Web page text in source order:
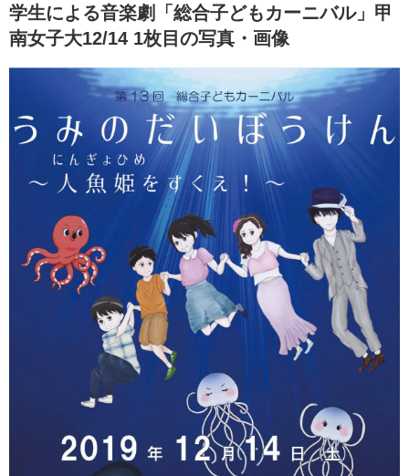
学生による音楽劇「総合子どもカーニバル」甲
南女子大12/14 1枚目の写真・画像